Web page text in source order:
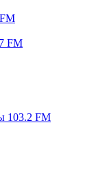
FM
103.2 FM